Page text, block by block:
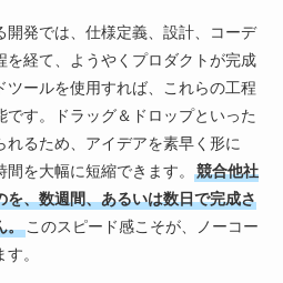
開発では、仕様定義、設計、コーデ
を経て、ようやくプロダクトが完成
ツールを使用すれば、これらの工程
す。ドラッグ＆ドロップといった
るため、アイデアを素早く形に
を大幅に短縮できます。
競合他社
を、数週間、あるいは数日で完成さ
。このスピード感こそが、ノーコー
。